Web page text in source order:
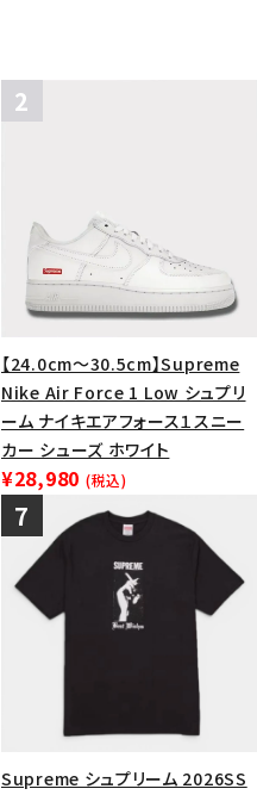
【24.0cm～30.5cm】Supreme
Nike Air Force 1 Low シュプリ
ーム ナイキエアフォース１スニー
カー シューズ ホワイト
¥28,980 (税込)
Supreme シュプリーム 2026SS